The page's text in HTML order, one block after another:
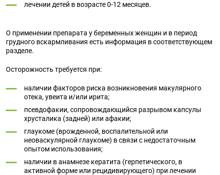
лечении детей в возрасте 0-12 месяцев.
О применении препарата у беременных женщин и в период
грудного вскармливания есть информация в соответствующем
разделе.
Осторожность требуется при:
наличии факторов риска возникновения макулярного
отека, увеита и/или ирита;
псевдофакии, сопровождающийся разрывом капсулы
хрусталика (задней) или афакии;
глаукоме (врожденной, воспалительной или
неоваскулярной глаукоме) в связи с недостаточным
опытом использования;
наличии в анамнезе кератита (герпетического, в
активной форме или рецидивирующего) при лечении